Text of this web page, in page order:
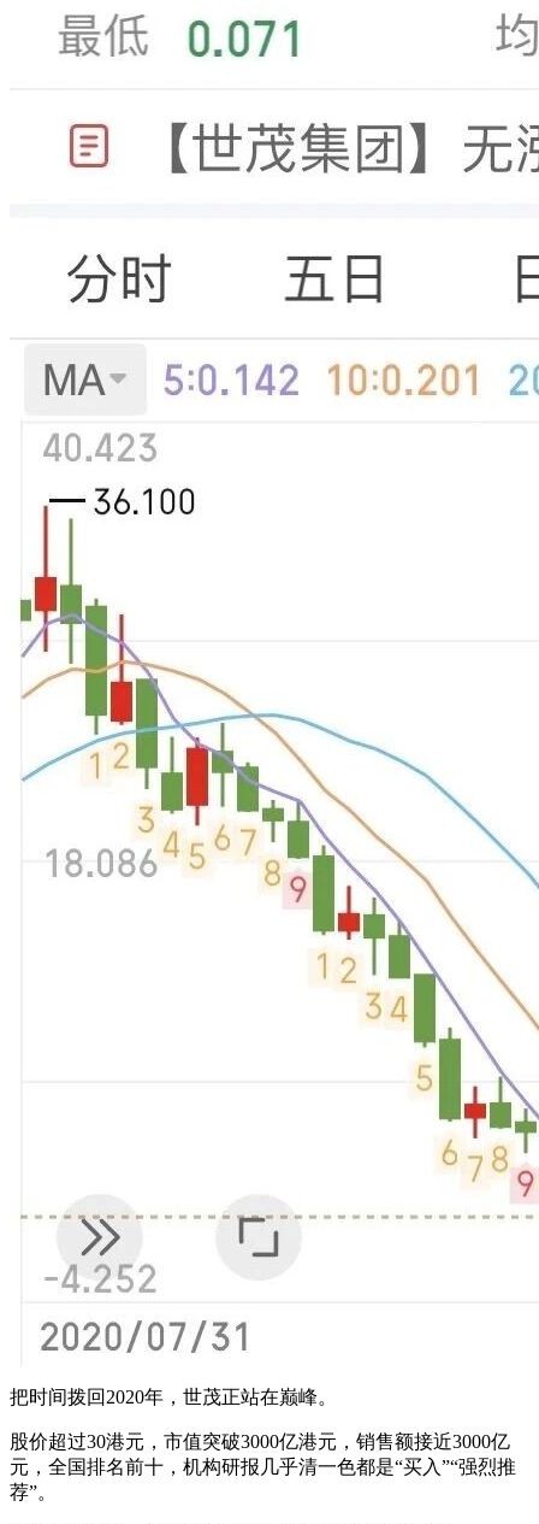
把时间拨回2020年，世茂正站在巅峰。
股价超过30港元，市值突破3000亿港元，销售额接近3000亿
元，全国排名前十，机构研报几乎清一色都是“买入”“强烈推
荐”。